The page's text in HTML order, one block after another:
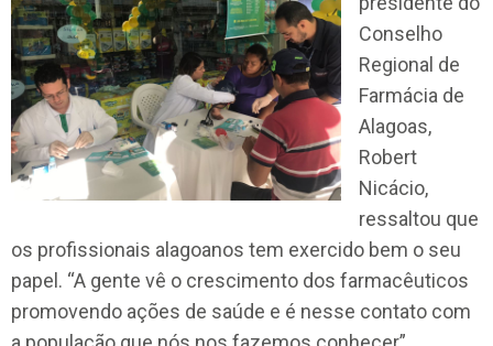
Conselho
Regional de
Farmácia de
Alagoas,
Robert
Nicácio,
ressaltou que
os profissionais alagoanos tem exercido bem o seu
papel. “A gente vê o crescimento dos farmacêuticos
promovendo ações de saúde e é nesse contato com